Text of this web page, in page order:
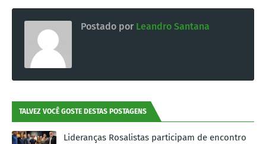
Postado por Leandro Santana
TALVEZ VOCÊ GOSTE DESTAS POSTAGENS
Lideranças Rosalistas participam de encontro